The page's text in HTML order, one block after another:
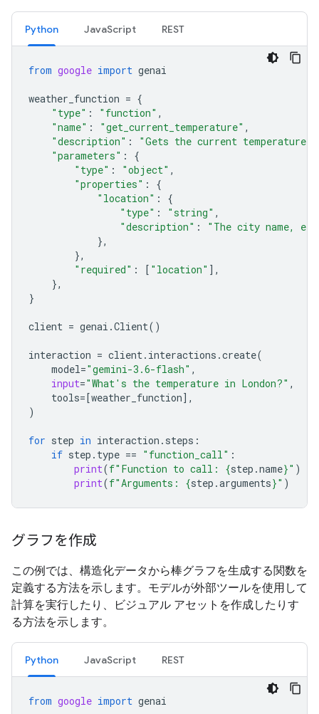
Python JavaScript REST
from google import genai
weather_function = {
"type" : "function" ,
"name" : "get_current_temperature" ,
"description" :
"Gets the current
"parameters" :
{
"type" : "object" ,
"properties" :
{
"location" :
{
"type" : "string" ,
"description" :
"The city name,
},
},
"required" : [ "location" ],
},
}
client = genai .Client()
interaction = client. interactions .create(
model="gemini-3.6-flash" ,
input="What's the temperature in London?" ,
tools=[weather_function],
)
for step in interaction . steps :
if step . type == "function_call" :
print(f"Function to call: {step .name}" )
print(f"Arguments: {step .arguments}" )
グラフを作成
この例では、構造化データから棒グラフを生成する関数を
定義する方法を示します。モデルが外部ツールを使用して
計算を実行したり、ビジュアル アセットを作成したりす
る方法を示します。
Python JavaScript REST
from google import genai